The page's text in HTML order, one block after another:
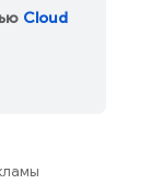
Cloud